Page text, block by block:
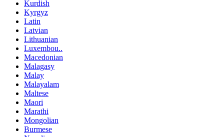
Kurdish
Kyrgyz
Latin
Latvian
Lithuanian
Luxembou..
Macedonian
Malagasy
Malay
Malayalam
Maltese
Maori
Marathi
Mongolian
Burmese